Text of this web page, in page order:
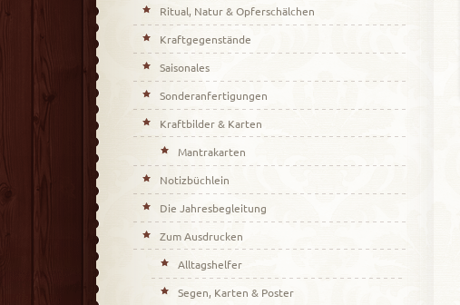
Ritual, Natur & Opferschälchen
Kraftgegenstände
Saisonales
Sonderanfertigungen
Kraftbilder & Karten
Mantrakarten
Notizbüchlein
Die Jahresbegleitung
Zum Ausdrucken
Alltagshelfer
Segen, Karten & Poster